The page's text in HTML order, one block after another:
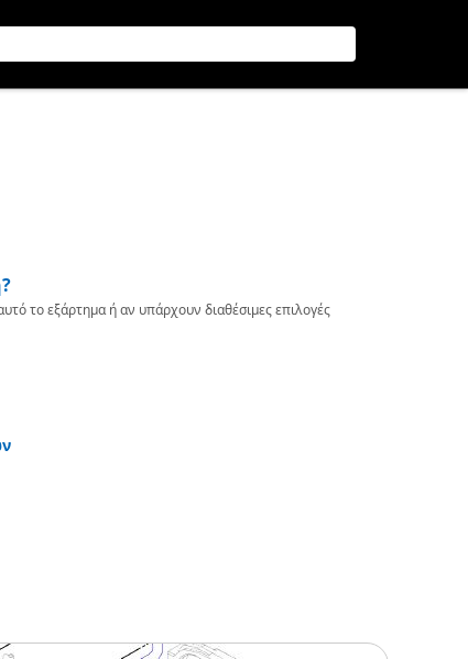
το εξάρτημα ή αν υπάρχουν διαθέσιμες επιλογές